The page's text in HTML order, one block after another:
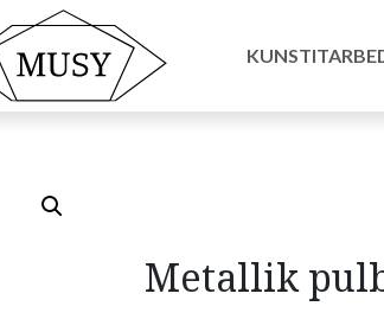
pulber kuldne
Metallik